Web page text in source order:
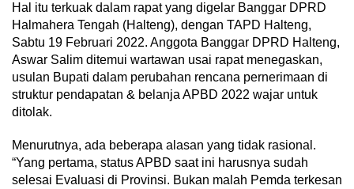
Hal itu terkuak dalam rapat yang digelar Banggar DPRD
Halmahera Tengah (Halteng), dengan TAPD Halteng,
Sabtu 19 Februari 2022. Anggota Banggar DPRD Halteng,
Aswar Salim ditemui wartawan usai rapat menegaskan,
usulan Bupati dalam perubahan rencana pernerimaan di
struktur pendapatan & belanja APBD 2022 wajar untuk
ditolak.
Menurutnya, ada beberapa alasan yang tidak rasional.
“Yang pertama, status APBD saat ini harusnya sudah
selesai Evaluasi di Provinsi. Bukan malah Pemda terkesan